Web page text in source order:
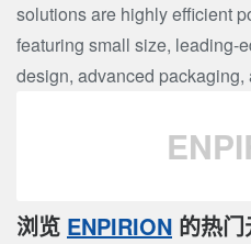
solutions are highly efficient
featuring small size, leading-
design, advanced
浏览 ENPIRION 的热